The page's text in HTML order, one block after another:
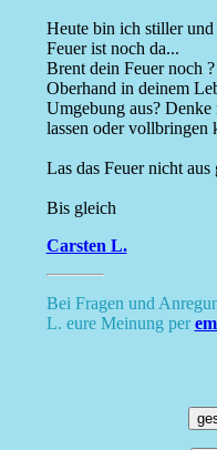
Heute bin ich stiller
Feuer ist noch da...
Brent dein Feuer noch
Oberhand in deinem
Umgebung aus? Denke
lassen oder vollbringen
Las das Feuer nicht aus
Bis gleich
Carsten L.
Bei Fragen und
L. eure Meinung per